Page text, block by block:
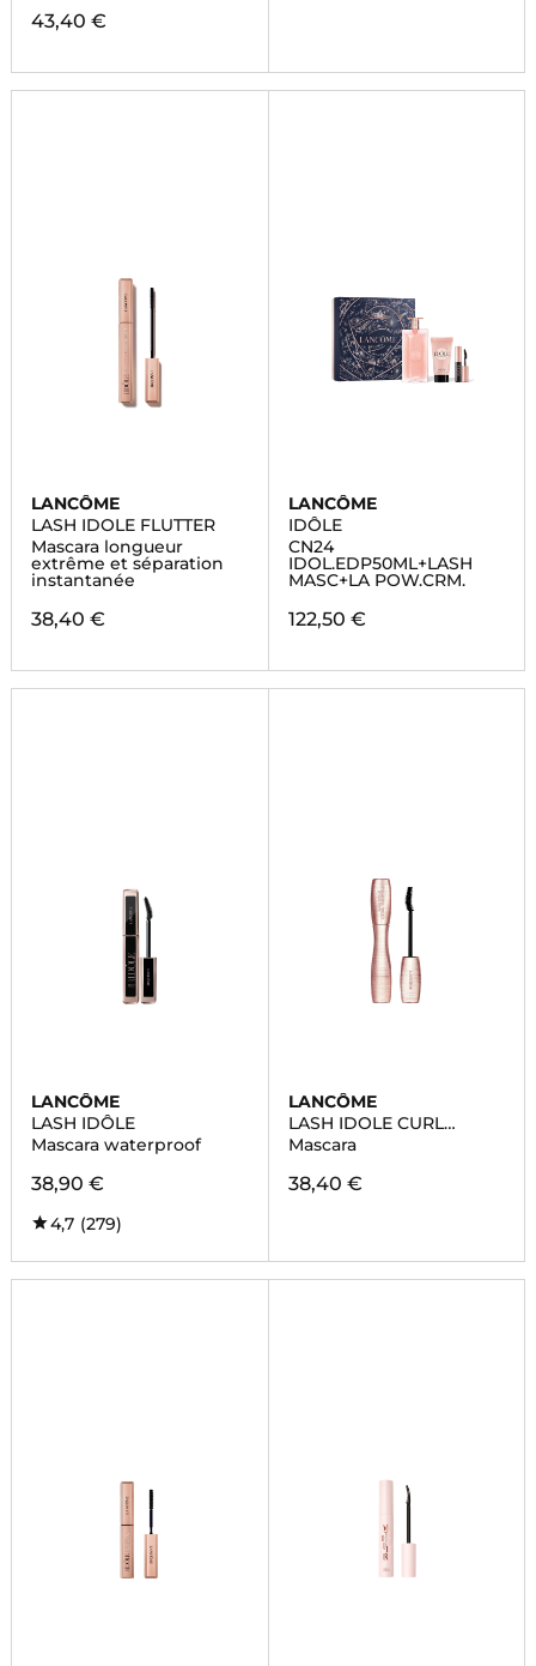
43,40 €
LANCÔME
LASH IDOLE FLUTTER
Mascara longueur
extrême et séparation
instantanée
38,40 €
LANCÔME
IDÔLE
CN24
IDOL.EDP50ML+LASH
MASC+LA POW.CRM.
122,50 €
LANCÔME
LASH IDÔLE
Mascara waterproof
38,90 €
4,7 (279)
LANCÔME
LASH IDOLE CURL
GODDESS
Mascara
38,40 €